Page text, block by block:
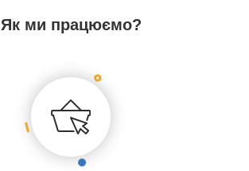
Як ми працюємо?